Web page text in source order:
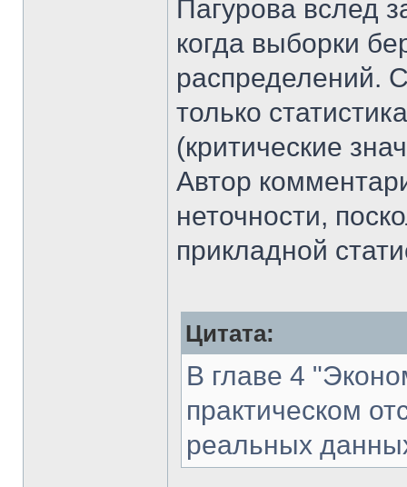
Пагурова вслед
когда выборки
распределений.
только
(критические
Автор
неточности,
прикладной
Цитата:
В главе 4
практическом
реальных